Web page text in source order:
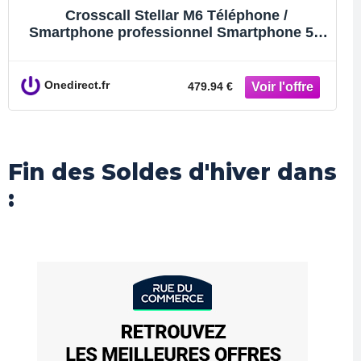
Crosscall Stellar M6 Téléphone /
Smartphone professionnel Smartphone 5G
Onedirect.fr 479.94 €
Fin des Soldes d'hiver dans
: